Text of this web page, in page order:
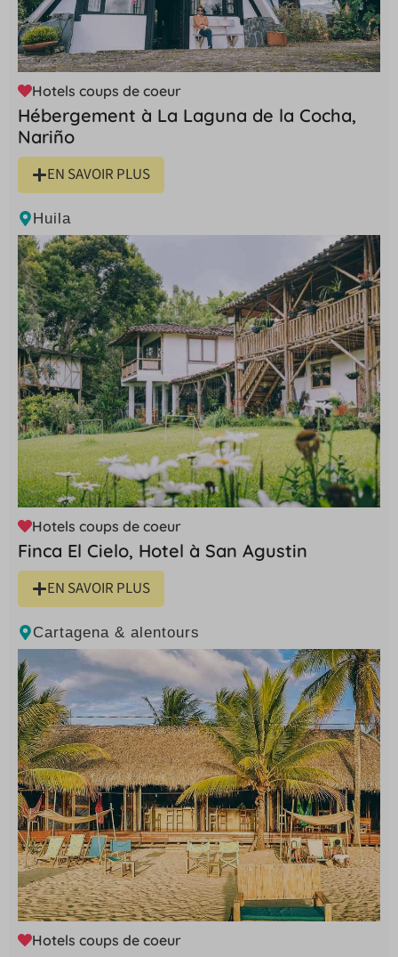
Hotels coups de coeur
Hébergement à La Laguna de la Cocha,
Nariño
EN SAVOIR PLUS
Huila
Hotels coups de coeur
Finca El Cielo, Hotel à San Agustin
EN SAVOIR PLUS
Cartagena & alentours
Hotels coups de coeur